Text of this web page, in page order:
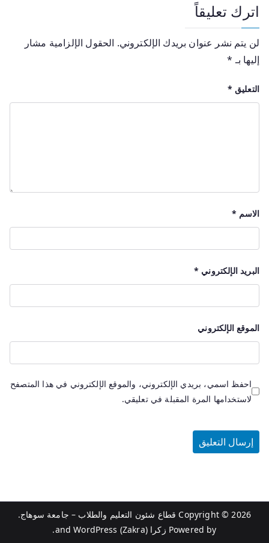
اترك تعليقاً
لن يتم نشر عنوان بريدك الإلكتروني. الحقول الإلزامية مشار
إليها بـ *
التعليق *
الاسم *
البريد الإلكتروني *
الموقع الإلكتروني
احفظ اسمي، بريدي الإلكتروني، والموقع الإلكتروني في هذا المتصفح
لاستخدامها المرة المقبلة في تعليقي.
Copyright © 2026 قطاع شئون التعليم والطلاب – جامعة سوهاج.
Powered by زكرا (Zakra) WordPress
.